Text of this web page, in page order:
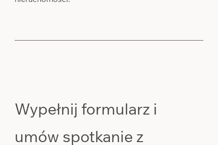
Wypełnij formularz i
umów spotkanie z